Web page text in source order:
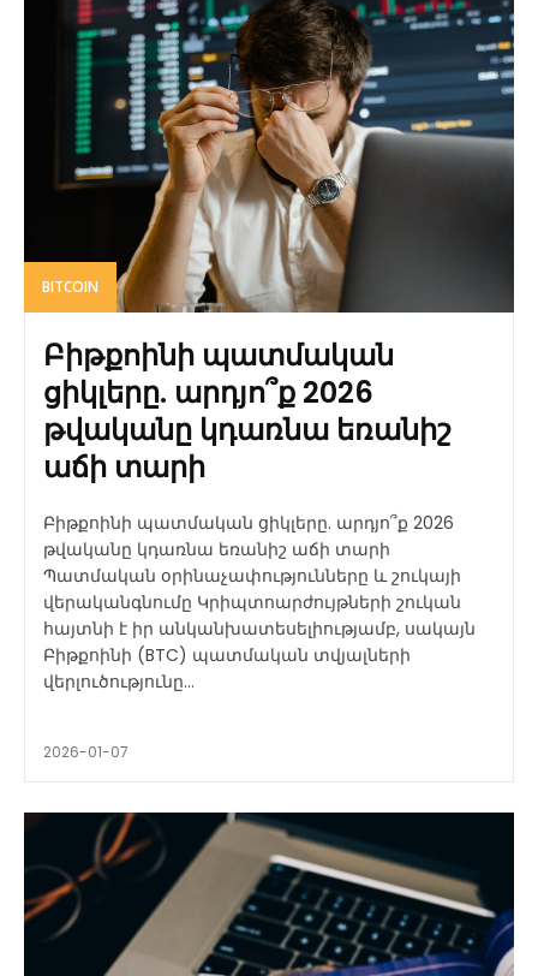
BITCOIN
Բիթքոինի պատմական
ցիկլերը. արդյո՞ք 2026
թվականը կդառնա եռանիշ
աճի տարի
Բիթքոինի պատմական ցիկլերը. արդյո՞ք 2026
թվականը կդառնա եռանիշ աճի տարի
Պատմական օրինաչափությունները և շուկայի
վերականգնումը Կրիպտոարժույթների շուկան
հայտնի է իր անկանխատեսելիությամբ, սակայն
Բիթքոինի (BTC) պատմական տվյալների
վերլուծությունը...
2026-01-07